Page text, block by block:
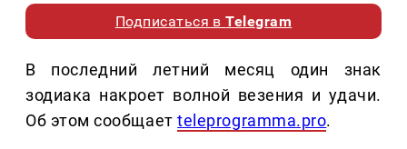
Подписаться вTelegram
В последний летний месяц один знак
зодиака накроет волной везения и удачи.
Об этом сообщаетteleprogramma.pro.